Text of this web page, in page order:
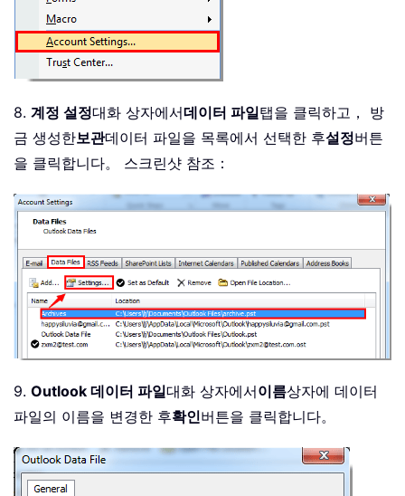
8. 계정 설정대화 상자에서데이터 파일탭을 클릭하고， 방
금 생성한보관데이터 파일을 목록에서 선택한 후설정버튼
을 클릭합니다。 스크린샷 참조：
9. Outlook 데이터 파일대화 상자에서이름상자에 데이터
파일의 이름을 변경한 후확인버튼을 클릭합니다。